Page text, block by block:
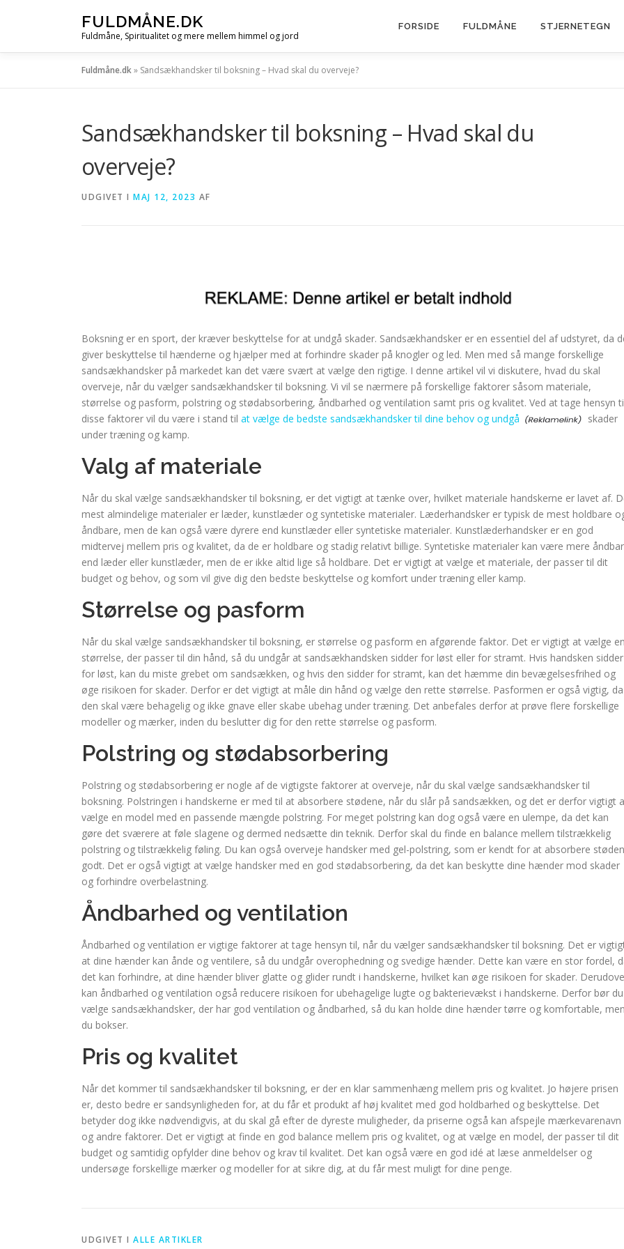
FULDMÅNE.DK
Fuldmåne, Spiritualitet og mere mellem himmel og jord
FORSIDE FULDMÅNE STJERNETEGN
Fuldmåne.dk» Sandsækhandsker til boksning – Hvad skal du overveje?
Sandsækhandsker til boksning – Hvad skal du
overveje?
UDGIVET I MAJ 12, 2023 AF
Boksning er en sport, der kræver beskyttelse for at undgå skader. Sandsækhandsker er en essentiel del af udstyret, da
giver beskyttelse til hænderne og hjælper med at forhindre skader på knogler og led. Men med så mange forskellige
sandsækhandsker på markedet kan det være svært at vælge den rigtige. I denne artikel vil vi diskutere, hvad du skal
overveje, når du vælger sandsækhandsker til boksning. Vi vil se nærmere på forskellige faktorer såsom materiale,
størrelse og pasform, polstring og stødabsorbering, åndbarhed og ventilation samt pris og kvalitet. Ved at tage hensyn
disse faktorer vil du være i stand til at vælge de bedste sandsækhandsker til dine behov og undgå
skader
under træning og kamp.
Valg af materiale
Når du skal vælge sandsækhandsker til boksning, er det vigtigt at tænke over, hvilket materiale handskerne er lavet af.
mest almindelige materialer er læder, kunstlæder og syntetiske materialer. Læderhandsker er typisk de mest holdbare
åndbare, men de kan også være dyrere end kunstlæder eller syntetiske materialer. Kunstlæderhandsker er en god
midtervej mellem pris og kvalitet, da de er holdbare og stadig relativt billige. Syntetiske materialer kan være mere
end læder eller kunstlæder, men de er ikke altid lige så holdbare. Det er vigtigt at vælge et materiale, der passer til dit
budget og behov, og som vil give dig den bedste beskyttelse og komfort under træning eller kamp.
Størrelse og pasform
Når du skal vælge sandsækhandsker til boksning, er størrelse og pasform en afgørende faktor. Det er vigtigt at vælge en
størrelse, der passer til din hånd, så du undgår at sandsækhandsken sidder for løst eller for stramt. Hvis handsken sidder
for løst, kan du miste grebet om sandsækken, og hvis den sidder for stramt, kan det hæmme din bevægelsesfrihed og
øge risikoen for skader. Derfor er det vigtigt at måle din hånd og vælge den rette størrelse. Pasformen er også vigtig, da
den skal være behagelig og ikke gnave eller skabe ubehag under træning. Det anbefales derfor at prøve flere forskellige
modeller og mærker, inden du beslutter dig for den rette størrelse og pasform.
Polstring og stødabsorbering
Polstring og stødabsorbering er nogle af de vigtigste faktorer at overveje, når du skal vælge sandsækhandsker til
boksning. Polstringen i handskerne er med til at absorbere stødene, når du slår på sandsækken, og det er derfor vigtigt
vælge en model med en passende mængde polstring. For meget polstring kan dog også være en ulempe, da det kan
gøre det sværere at føle slagene og dermed nedsætte din teknik. Derfor skal du finde en balance mellem tilstrækkelig
polstring og tilstrækkelig føling. Du kan også overveje handsker med gel-polstring, som er kendt for at absorbere
godt. Det er også vigtigt at vælge handsker med en god stødabsorbering, da det kan beskytte dine hænder mod skader
og forhindre overbelastning.
Åndbarhed og ventilation
Åndbarhed og ventilation er vigtige faktorer at tage hensyn til, når du vælger sandsækhandsker til boksning. Det er
at dine hænder kan ånde og ventilere, så du undgår overophedning og svedige hænder. Dette kan være en stor fordel,
det kan forhindre, at dine hænder bliver glatte og glider rundt i handskerne, hvilket kan øge risikoen for skader.
kan åndbarhed og ventilation også reducere risikoen for ubehagelige lugte og bakterievækst i handskerne. Derfor bør du
vælge sandsækhandsker, der har god ventilation og åndbarhed, så du kan holde dine hænder tørre og komfortable,
du bokser.
Pris og kvalitet
Når det kommer til sandsækhandsker til boksning, er der en klar sammenhæng mellem pris og kvalitet. Jo højere prisen
er, desto bedre er sandsynligheden for, at du får et produkt af høj kvalitet med god holdbarhed og beskyttelse. Det
betyder dog ikke nødvendigvis, at du skal gå efter de dyreste muligheder, da priserne også kan afspejle mærkevarenavn
og andre faktorer. Det er vigtigt at finde en god balance mellem pris og kvalitet, og at vælge en model, der passer til dit
budget og samtidig opfylder dine behov og krav til kvalitet. Det kan også være en god idé at læse anmeldelser og
undersøge forskellige mærker og modeller for at sikre dig, at du får mest muligt for dine penge.
UDGIVET I ALLE ARTIKLER